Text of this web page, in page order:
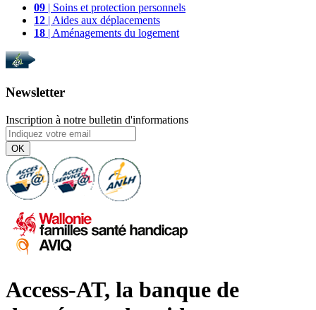
09 | Soins et protection personnels
12 | Aides aux déplacements
18 | Aménagements du logement
Newsletter
Inscription à notre bulletin d'informations
OK
Access-AT, la banque de